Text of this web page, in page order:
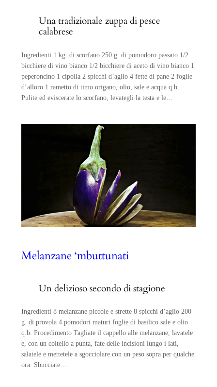
Una tradizionale zuppa di pesce
calabrese
Ingredienti 1 kg. di scorfano 250 g. di pomodoro passato 1/2
bicchiere di vino bianco 1/2 bicchiere di aceto di vino bianco 1
peperoncino 1 cipolla 2 spicchi d’aglio 4 fette di pane 2 foglie
d’alloro 1 rametto di timo origano, olio, sale e acqua q.b.
Pulite ed eviscerate lo scorfano, levategli la testa e le…
Melanzane ‘mbuttunati
Un delizioso secondo di stagione
Ingredienti 8 melanzane piccole e strette 8 spicchi d’aglio 200
g. di provola 4 pomodori maturi foglie di basilico sale e olio
q.b. Procedimento Tagliate il cappello alle melanzane, lavatele
e, con un coltello a punta, fate delle incisioni lungo i lati,
salatele e mettetele a sgocciolare con un peso sopra per qualche
ora. Sbucciate…